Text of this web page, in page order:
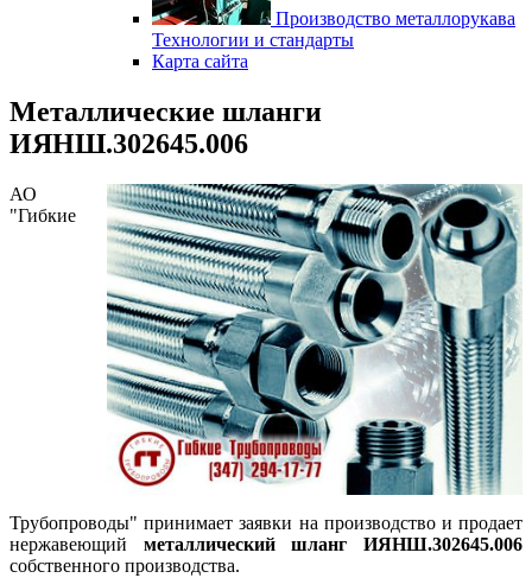
Производство металлорукава
Технологии и стандарты
Карта сайта
Металлические шланги
ИЯНШ.302645.006
АО
"Гибкие
Трубопроводы" принимает заявки на производство и продает
нержавеющий металлический шланг ИЯНШ.302645.006
собственного производства.